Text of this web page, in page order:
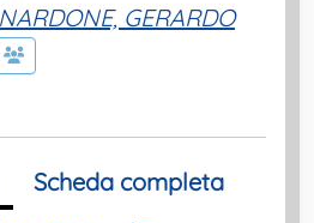
NARDONE, GERARDO
Scheda completa